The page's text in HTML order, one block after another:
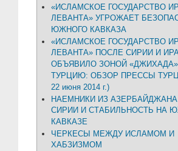
«ИСЛАМСКОЕ ГОСУДАРСТВО
ЛЕВАНТА» УГРОЖАЕТ
ЮЖНОГО КАВКАЗА
«ИСЛАМСКОЕ ГОСУДАРСТВО
ЛЕВАНТА» ПОСЛЕ СИРИИ И
ОБЪЯВИЛО ЗОНОЙ «ДЖИХАДА»
ТУРЦИЮ: ОБЗОР ПРЕССЫ
22 июня 2014 г.)
НАЕМНИКИ ИЗ АЗЕРБАЙДЖАНА
СИРИИ И СТАБИЛЬНОСТЬ НА
КАВКАЗЕ
ЧЕРКЕСЫ МЕЖДУ ИСЛАМОМ И
ХАБЗИЗМОМ